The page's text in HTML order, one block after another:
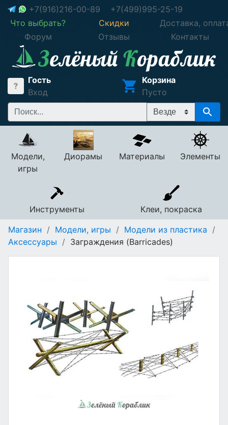
+7(916)216-00-89
+7(499)995-25-19
Что выбрать?
Скидки
Доставка,
Форум
Отзывы Контакты
Гость
Вход
Корзина
Пусто
Модели,
игры
Диорамы Материалы Элементы
Инструменты
Клеи, покраска
Магазин / Модели, игры / Модели из пластика /
Аксессуары / Заграждения (Barricades)